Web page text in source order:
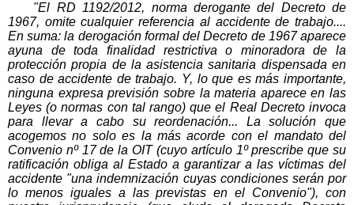
"El RD 1192/2012, norma derogante del Decreto de
1967, omite cualquier referencia al accidente de trabajo....
En suma: la derogación formal del Decreto de 1967 aparece
ayuna de toda finalidad restrictiva o minoradora de la
protección propia de la asistencia sanitaria dispensada en
caso de accidente de trabajo. Y, lo que es más importante,
ninguna expresa previsión sobre la materia aparece en las
Leyes (o normas con tal rango) que el Real Decreto invoca
para llevar a cabo su reordenación... La solución que
acogemos no solo es la más acorde con el mandato del
Convenio nº 17 de la OIT (cuyo artículo 1º prescribe que su
ratificación obliga al Estado a garantizar a las víctimas del
accidente "una indemnización cuyas condiciones serán por
lo menos iguales a las previstas en el Convenio"), con